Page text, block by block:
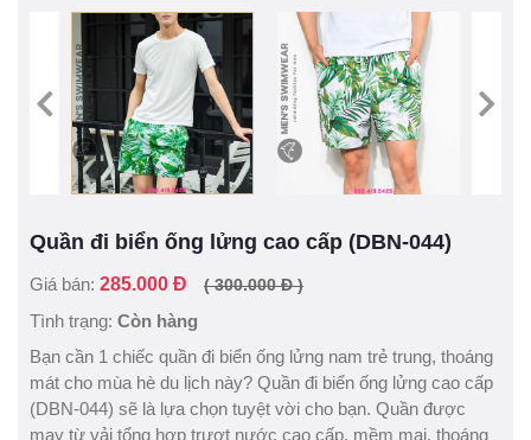
Quần đi biển ống lửng cao cấp (DBN-044)
Giá bán: 285.000 Đ ( 300.000 Đ )
Tình trạng: Còn hàng
Bạn cần 1 chiếc quần đi biển ống lửng nam trẻ trung, thoáng
mát cho mùa hè du lịch này? Quần đi biển ống lửng cao cấp
(DBN-044) sẽ là lựa chọn tuyệt vời cho bạn. Quần được
may từ vải tổng hợp trượt nước cao cấp, mềm mại, thoáng